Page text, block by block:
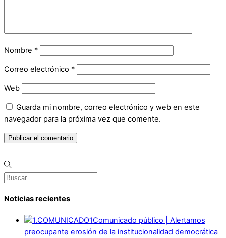
Nombre *
Correo electrónico *
Web
Guarda mi nombre, correo electrónico y web en este
navegador para la próxima vez que comente.
Noticias recientes
Comunicado público | Alertamos
preocupante erosión de la institucionalidad democrática